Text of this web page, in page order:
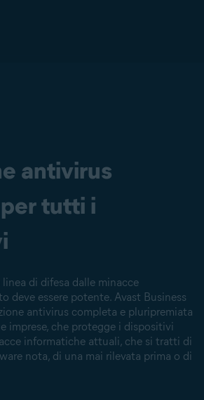
antivirus
tutti i
di difesa dalle minacce
deve essere potente. Avast Business
antivirus completa e pluripremiata
imprese, che protegge i dispositivi
informatiche attuali, che si tratti di
nota, di una mai rilevata prima o di